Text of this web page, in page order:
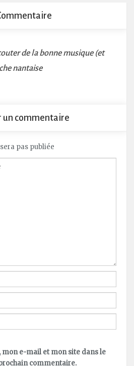
de la bonne musique (et
nantaise
un commentaire
pas publiée
e-mail et mon site dans le
commentaire.